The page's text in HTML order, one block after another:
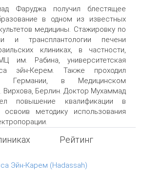
Фаруджа получил блестящее
в одном из известных
медицины. Стажировку по
и трансплантологии печени
клиниках, в частности,
им. Рабина, университетская
эйн-Керем. Также проходил
Германии, в Медицинском
Вирхова, Берлин. Доктор Мухаммад
повышение квалификации в
освоив методику использования
Рейтинг
Эйн-Карем (Hadassah)